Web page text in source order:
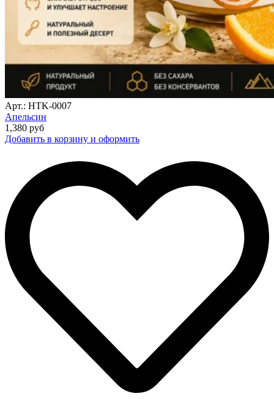
Арт.: HTK-0007
Апельсин
1,380 руб
Добавить в корзину и оформить